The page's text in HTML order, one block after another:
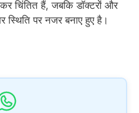
चिंतित हैं, जबकि डॉक्टरों और
स्थिति पर नजर बनाए हुए है।